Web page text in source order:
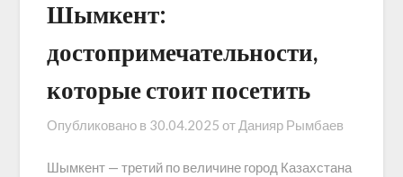
Шымкент:
достопримечательности,
которые стоит посетить
Опубликовано в 30.04.2025 от Данияр Рымбаев
Шымкент — третий по величине город Казахстана